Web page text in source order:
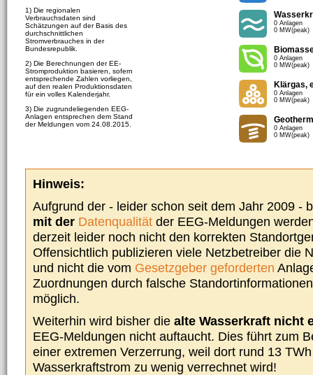
1) Die regionalen
Verbrauchsdaten sind
Schätzungen auf der Basis des
durchschnittlichen
Stromverbrauches in der
Bundesrepublik.
2) Die Berechnungen der EE-
Stromproduktion basieren, sofern
entsprechende Zahlen vorliegen,
auf den realen Produktionsdaten
für ein volles Kalenderjahr.
3) Die zugrundeliegenden EEG-
Anlagen entsprechen dem Stand
der Meldungen vom 24.08.2015.
0 Anlagen
0 MW(peak)
0 Anlagen
0 MW(peak)
Klärgas,
0 Anlagen
0 MW(peak)
0 Anlagen
0 MW(peak)
Hinweis:
Aufgrund der - leider schon seit dem Jahr 2009 -
mit der Datenqualität der EEG-Meldungen
derzeit leider noch nicht den korrekten
Offensichtlich publizieren viele Netzbetreiber die
und nicht die vom Gesetzgeber geforderten
Zuordnungen durch falsche
möglich.
Weiterhin wird bisher die alte Wasserkraft nicht
EEG-Meldungen nicht auftaucht. Dies führt zum
einer extremen Verzerrung, weil dort rund 13
Wasserkraftstrom zu wenig verrechnet wird!